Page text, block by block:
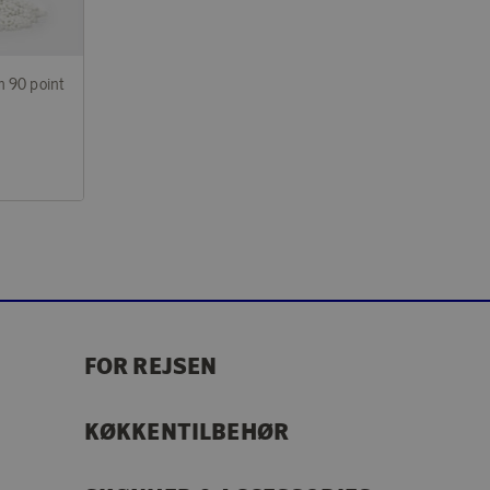
90 point
FOR REJSEN
KØKKENTILBEHØR